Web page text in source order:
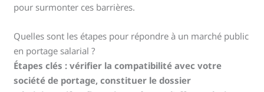
pour surmonter ces barrières.
Quelles sont les étapes pour répondre à un marché public
en portage salarial ?
Étapes clés : vérifier la compatibilité avec votre
société de portage, constituer le dossier